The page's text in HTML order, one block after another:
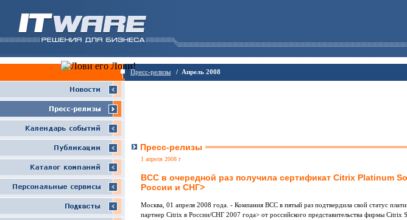
Пресс-релизы / Апрель 2008
Пресс-релизы
1 апреля 2008 г
BCC в очередной раз получила сертификат Citrix Platinum
России и СНГ>
Москва, 01 апреля 2008 года. - Компания BCC в пятый раз подтвердила свой статус
партнер Citrix в России/СНГ 2007 года> от российского представительства фирмы